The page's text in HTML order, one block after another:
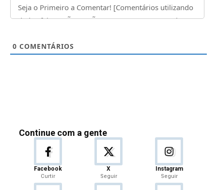
0 COMENTÁRIOS
Continue com a gente
Facebook
Curtir
X
Seguir
Instagram
Seguir